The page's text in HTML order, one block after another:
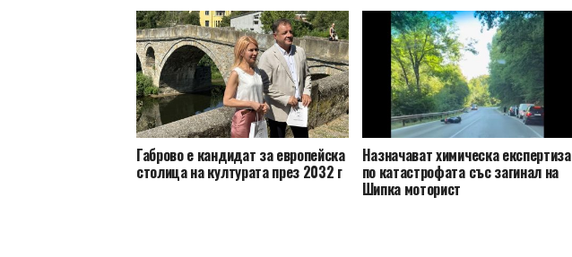
Габрово е кандидат за европейска
столица на културата през 2032 г
Назначават химическа експертиза
по катастрофата със загинал на
Шипка моторист